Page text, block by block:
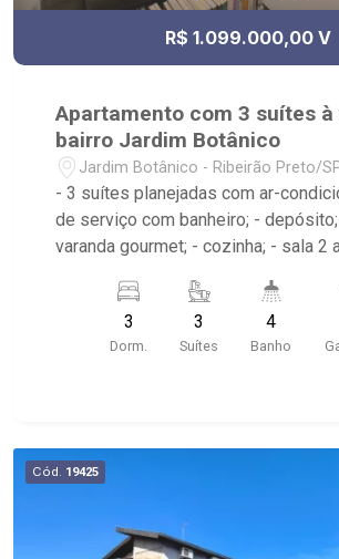
R$ 1.099.000,00 V
Apartamento com 3 suítes à
bairro Jardim Botânico
Jardim Botânico - Ribeirão Preto/
- 3 suítes planejadas com ar-
de serviço com banheiro; -
varanda gourmet; - cozinha; - sala 2
planejados com box e espelho; -
com portaria 24h, piscinas, quadra
salão de festas, salão gourmet,
3
Dorm.
3
Suítes
4
Banho
Cód. 19425